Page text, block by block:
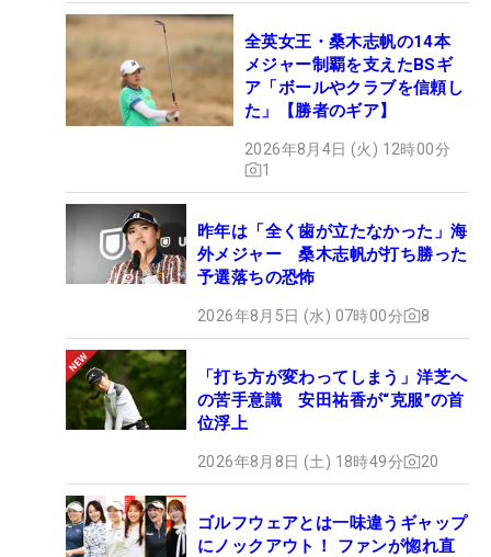
全英女王・桑木志帆の14本
メジャー制覇を支えたBSギ
ア「ボールやクラブを信頼し
た」【勝者のギア】
2026年8月4日 (火) 12時00分
1
昨年は「全く歯が立たなかった」海
外メジャー 桑木志帆が打ち勝った
予選落ちの恐怖
2026年8月5日 (水) 07時00分 8
「打ち方が変わってしまう」洋芝へ
の苦手意識 安田祐香が“克服”の首
位浮上
2026年8月8日 (土) 18時49分 20
ゴルフウェアとは一味違うギャップ
にノックアウト！ ファンが惚れ直